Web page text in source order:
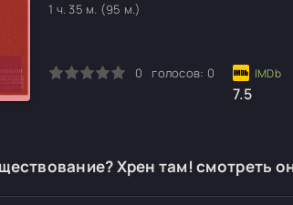
1 ч. 35 м. (95 м.)
5 0 голосов: 0
7.5
Хрен там! смотреть